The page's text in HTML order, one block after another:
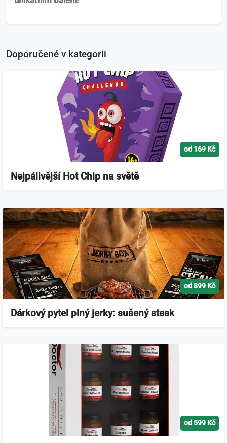
Doporučené v kategorii
od 169 Kč
Nejpálivější Hot Chip na světě
od 899 Kč
Dárkový pytel plný jerky: sušený steak
od 599 Kč